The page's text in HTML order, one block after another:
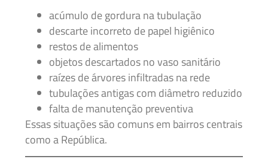
acúmulo de gordura na tubulação
descarte incorreto de papel higiênico
restos de alimentos
objetos descartados no vaso sanitário
raízes de árvores infiltradas na rede
tubulações antigas com diâmetro reduzido
falta de manutenção preventiva
Essas situações são comuns em bairros centrais
como a República.